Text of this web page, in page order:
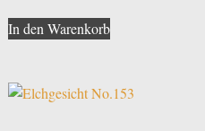
In den Warenkorb